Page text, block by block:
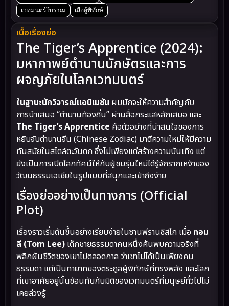
เวทมนตร์โบราณ
เสือผู้พิทักษ์
เนื้อเรื่องย่อ
The Tiger’s Apprentice (2024):
มหากาพย์ตำนานนักษัตรและการ
ผจญภัยในโลกเวทมนตร์
ในฐานะนักวิจารณ์แอนิเมชัน ผมมักจะให้ความสำคัญกับ
การนำเสนอ “ตำนานท้องถิ่น” ผ่านสื่อกระแสหลักเสมอ และ
The Tiger’s Apprentice คือตัวอย่างที่น่าสนใจของการ
หยิบจับตำนานจีน (Chinese Zodiac) มาตีความใหม่ให้มีความ
ทันสมัยในสไตล์ตะวันตก ซึ่งไม่เพียงแต่สร้างความบันเทิง แต่
ยังเป็นการเปิดโลกทัศน์ให้กับผู้ชมรุ่นใหม่ได้รู้จักรากเหง้าของ
วัฒนธรรมเอเชียในรูปแบบที่สนุกและเข้าถึงง่าย
เรื่องย่ออย่างเป็นทางการ (Official
Plot)
เรื่องราวเริ่มต้นขึ้นอย่างเรียบง่ายในซานฟรานซิสโก เมื่อ ทอม
ลี (Tom Lee) เด็กชายธรรมดาคนหนึ่งค้นพบความจริงที่
พลิกผันชีวิตของเขาไปตลอดกาล ว่าเขาไม่ได้เป็นเพียงคน
ธรรมดา แต่เป็นทายาทของตระกูลผู้พิทักษ์ที่ทรงพลัง และโลก
ที่เขาอาศัยอยู่นั้นซ้อนทับกับมิติของเวทมนตร์ที่มนุษย์ทั่วไปไม่
เคยล่วงรู้